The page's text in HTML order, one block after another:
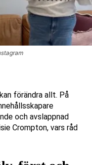
förändra allt. På
och avslappnad
Crompton, vars råd